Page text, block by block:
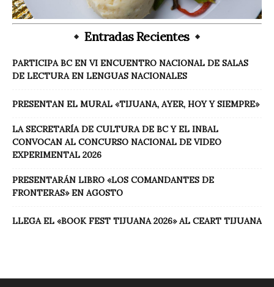
Entradas Recientes
PARTICIPA BC EN VI ENCUENTRO NACIONAL DE SALAS
DE LECTURA EN LENGUAS NACIONALES
PRESENTAN EL MURAL «TIJUANA, AYER, HOY Y SIEMPRE»
LA SECRETARÍA DE CULTURA DE BC Y EL INBAL
CONVOCAN AL CONCURSO NACIONAL DE VIDEO
EXPERIMENTAL 2026
PRESENTARÁN LIBRO «LOS COMANDANTES DE
FRONTERAS» EN AGOSTO
LLEGA EL «BOOK FEST TIJUANA 2026» AL CEART TIJUANA